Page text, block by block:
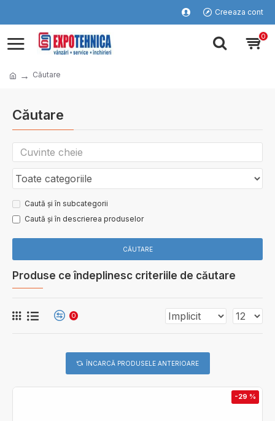
Creeaza cont
0
Căutare
Căutare
Caută și în subcategorii
Caută și în descrierea produselor
CĂUTARE
Produse ce îndeplinesc criteriile de căutare
0
ÎNCARCĂ PRODUSELE ANTERIOARE
-29 %